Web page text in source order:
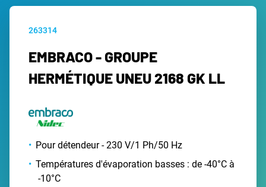
263314
EMBRACO - GROUPE
HERMÉTIQUE UNEU 2168 GK LL
Pour détendeur - 230 V/1 Ph/50 Hz
Températures d'évaporation basses : de -40°C à
-10°C